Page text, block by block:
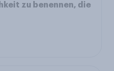
zu benennen, die